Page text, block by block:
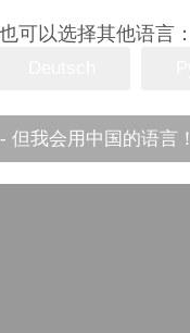
体声）
可以选择其他语言：
但我会用中国的语言！